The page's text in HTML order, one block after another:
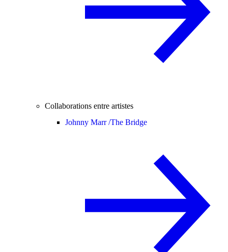
Collaborations entre artistes
Johnny Marr /The Bridge